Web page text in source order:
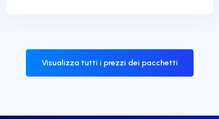
Visualizza tutti i prezzi dei pacchetti